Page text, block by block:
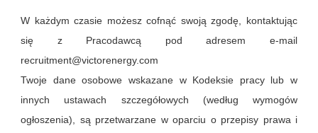
W każdym czasie możesz cofnąć swoją zgodę, kontaktując
się z Pracodawcą pod adresem e-mail
recruitment@victorenergy.com
Twoje dane osobowe wskazane w Kodeksie pracy lub w
innych ustawach szczegółowych (według wymogów
ogłoszenia), są przetwarzane w oparciu o przepisy prawa i